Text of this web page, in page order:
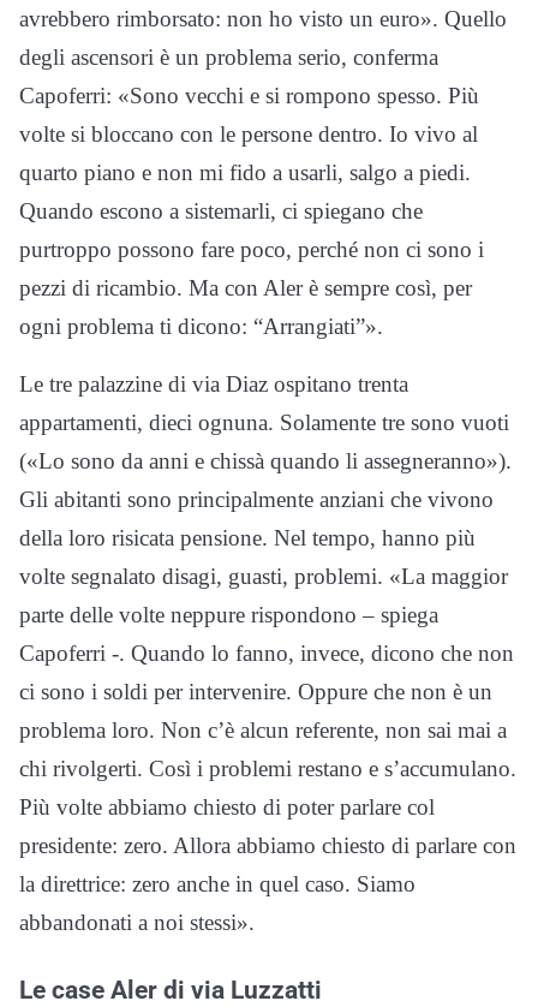
avrebbero rimborsato: non ho visto un euro». Quello
degli ascensori è un problema serio, conferma
Capoferri: «Sono vecchi e si rompono spesso. Più
volte si bloccano con le persone dentro. Io vivo al
quarto piano e non mi fido a usarli, salgo a piedi.
Quando escono a sistemarli, ci spiegano che
purtroppo possono fare poco, perché non ci sono i
pezzi di ricambio. Ma con Aler è sempre così, per
ogni problema ti dicono: “Arrangiati”».
Le tre palazzine di via Diaz ospitano trenta
appartamenti, dieci ognuna. Solamente tre sono vuoti
(«Lo sono da anni e chissà quando li assegneranno»).
Gli abitanti sono principalmente anziani che vivono
della loro risicata pensione. Nel tempo, hanno più
volte segnalato disagi, guasti, problemi. «La maggior
parte delle volte neppure rispondono – spiega
Capoferri -. Quando lo fanno, invece, dicono che non
ci sono i soldi per intervenire. Oppure che non è un
problema loro. Non c’è alcun referente, non sai mai a
chi rivolgerti. Così i problemi restano e s’accumulano.
Più volte abbiamo chiesto di poter parlare col
presidente: zero. Allora abbiamo chiesto di parlare con
la direttrice: zero anche in quel caso. Siamo
abbandonati a noi stessi».
Le case Aler di via Luzzatti